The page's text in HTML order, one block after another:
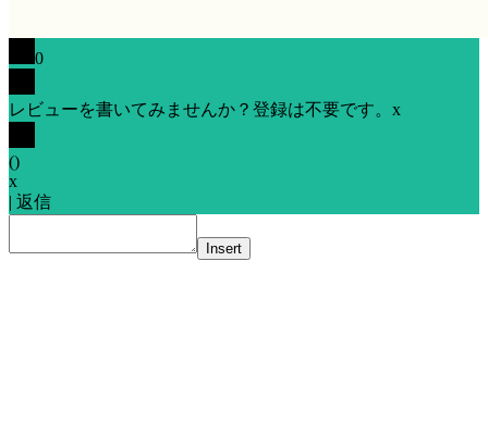
0
レビューを書いてみませんか？登録は不要です。 x
()
x
| 返信
Insert